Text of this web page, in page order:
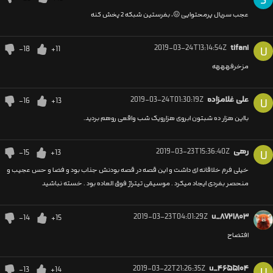
عجب سریال پرمحتوایی 😖، بفرستین شبكه 2 پخش كنه
U
tifani
2019-03-24T13:14:54Z
+11
-18
مزخرفهههه
U علی غلامزاده 2019-03-24T01:30:19Z
+13
-16
بااین هزار ده شبتون ابروی هزارویک شب واقعی روهم بردید.
U رهی 2019-03-23T15:36:40Z
+13
-15
خیلی فرم خلاقانه ای داشت و این قصه در قصه بودنش جذاب بود و فضا و حس عجیب و
منحصر بفردی ایجاد میکرد . موسیقی تیتراژ فوق العاده بود . خسته نباشید
u_۸۷۲۱۸۰۳ 2019-03-23T04:01:29Z
+15
-14
افتضاح
u_۴۶۵۵۱۰۴ 2019-03-22T21:26:35Z
+14
-13